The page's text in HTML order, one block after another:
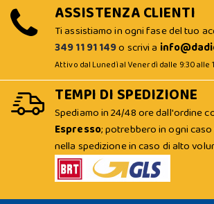
ASSISTENZA CLIENTI
Ti assistiamo in ogni fase del tuo
349 11 91 149o scrivi a
Attivo dal Lunedì al Venerdì dalle 9:30 alle
TEMPI DI SPEDIZIONE
Spediamo in 24/48 ore dall'ordine
Espresso; potrebbero in ogni
nella spedizione in caso di alto